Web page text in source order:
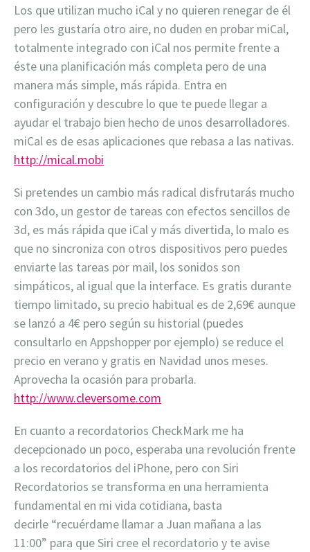
Los que utilizan mucho iCal y no quieren renegar de él
pero les gustaría otro aire, no duden en probar miCal,
totalmente integrado con iCal nos permite frente a
éste una planificación más completa pero de una
manera más simple, más rápida. Entra en
configuración y descubre lo que te puede llegar a
ayudar el trabajo bien hecho de unos desarrolladores.
miCal es de esas aplicaciones que rebasa a las nativas.
http://mical.mobi
Si pretendes un cambio más radical disfrutarás mucho
con 3do, un gestor de tareas con efectos sencillos de
3d, es más rápida que iCal y más divertida, lo malo es
que no sincroniza con otros dispositivos pero puedes
enviarte las tareas por mail, los sonidos son
simpáticos, al igual que la interface. Es gratis durante
tiempo limitado, su precio habitual es de 2,69€ aunque
se lanzó a 4€ pero según su historial (puedes
consultarlo en Appshopper por ejemplo) se reduce el
precio en verano y gratis en Navidad unos meses.
Aprovecha la ocasión para probarla.
http://www.cleversome.com
En cuanto a recordatorios CheckMark me ha
decepcionado un poco, esperaba una revolución frente
a los recordatorios del iPhone, pero con Siri
Recordatorios se transforma en una herramienta
fundamental en mi vida cotidiana, basta
decirle “recuérdame llamar a Juan mañana a las
11:00” para que Siri cree el recordatorio y te avise